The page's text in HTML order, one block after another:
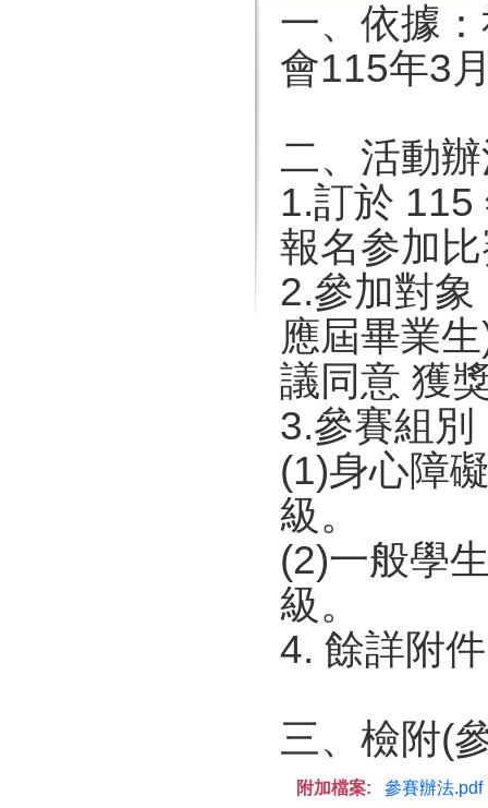
一、依據
會115年3
二、活動
1.訂於 115
報名参加
2.參加對
應屆畢業
議同意 獲
3.參賽組別
(1)身心障
級。
(2)一般學
級。
4. 餘詳附
三、檢附(
附加檔案: 參賽辦法.pdf